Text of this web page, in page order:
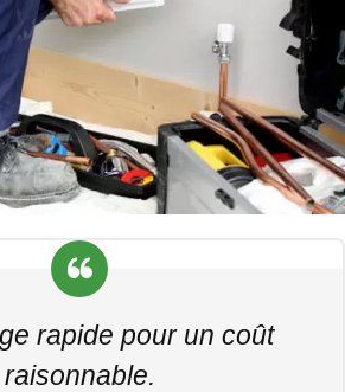
rapide pour un coût
raisonnable.